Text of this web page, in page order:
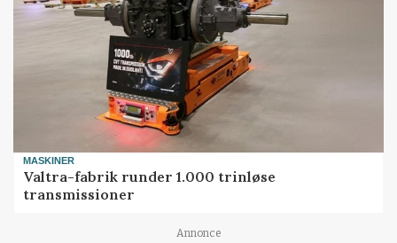
MASKINER
Valtra-fabrik runder 1.000 trinløse
transmissioner
Annonce